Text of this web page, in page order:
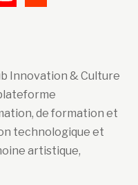
Innovation & Culture
de formation et
technologique et
artistique,